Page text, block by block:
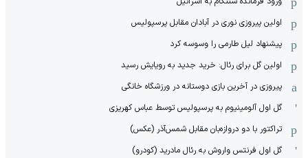
اولین پیروزی نوری در آبادان مقابل پرسپولیس
پیشنهاد لیل طارمی را وسوسه کرد
اولین گل برای رئال: خرید جدید به رویایش رسید
پیروزی در آخرین بازی دوستانه در ورزشگاه خانگی
گل اول آلومینیوم به پرسپولیس توسط عباس کهریزی
تراکتور با دو دروازه‌بان مقابل شمس‌آذر (عکس)
گل اول فرنتس واروش به رئال مادرید (کودرو)